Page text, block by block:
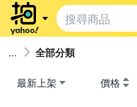
全部分類
最新上架 價格